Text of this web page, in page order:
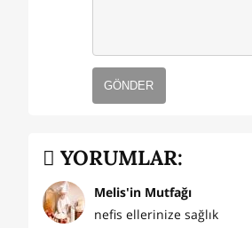
GÖNDER
YORUMLAR:
Melis'in Mutfağı
nefis ellerinize sağlık